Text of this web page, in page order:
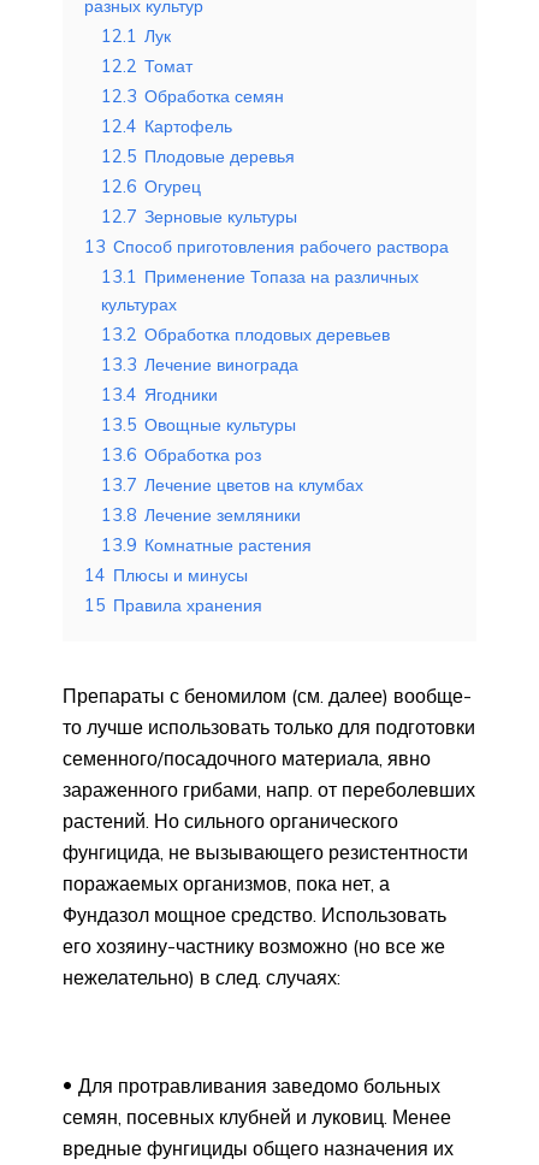
разных культур
12.1 Лук
12.2 Томат
12.3 Обработка семян
12.4 Картофель
12.5 Плодовые деревья
12.6 Огурец
12.7 Зерновые культуры
13 Способ приготовления рабочего раствора
13.1 Применение Топаза на различных
культурах
13.2 Обработка плодовых деревьев
13.3 Лечение винограда
13.4 Ягодники
13.5 Овощные культуры
13.6 Обработка роз
13.7 Лечение цветов на клумбах
13.8 Лечение земляники
13.9 Комнатные растения
14 Плюсы и минусы
15 Правила хранения
Препараты с беномилом (см. далее) вообще-
то лучше использовать только для подготовки
семенного/посадочного материала, явно
зараженного грибами, напр. от переболевших
растений. Но сильного органического
фунгицида, не вызывающего резистентности
поражаемых организмов, пока нет, а
Фундазол мощное средство. Использовать
его хозяину-частнику возможно (но все же
нежелательно) в след. случаях:
Для протравливания заведомо больных
семян, посевных клубней и луковиц. Менее
вредные фунгициды общего назначения их